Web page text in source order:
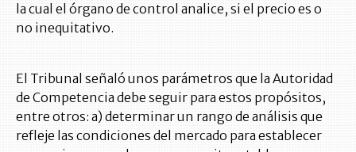
la cual el órgano de control analice, si el precio es o
no inequitativo.
El Tribunal señaló unos parámetros que la Autoridad
de Competencia debe seguir para estos propósitos,
entre otros: a) determinar un rango de análisis que
refleje las condiciones del mercado para establecer